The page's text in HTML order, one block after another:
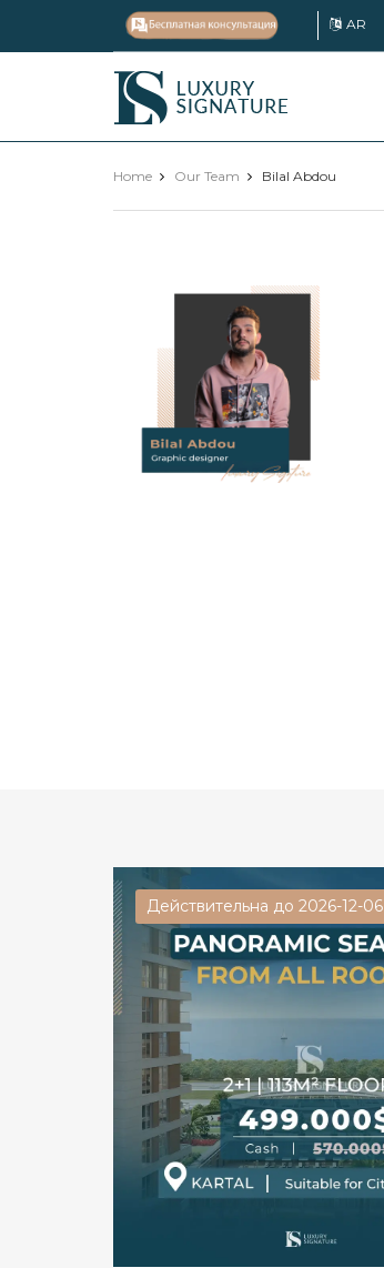
AR
Luxury
Signature
Home Our Team Bilal Abdou
Действительна до 2026-12-06